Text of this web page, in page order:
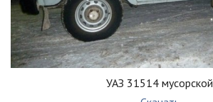
УАЗ 31514 мусорской